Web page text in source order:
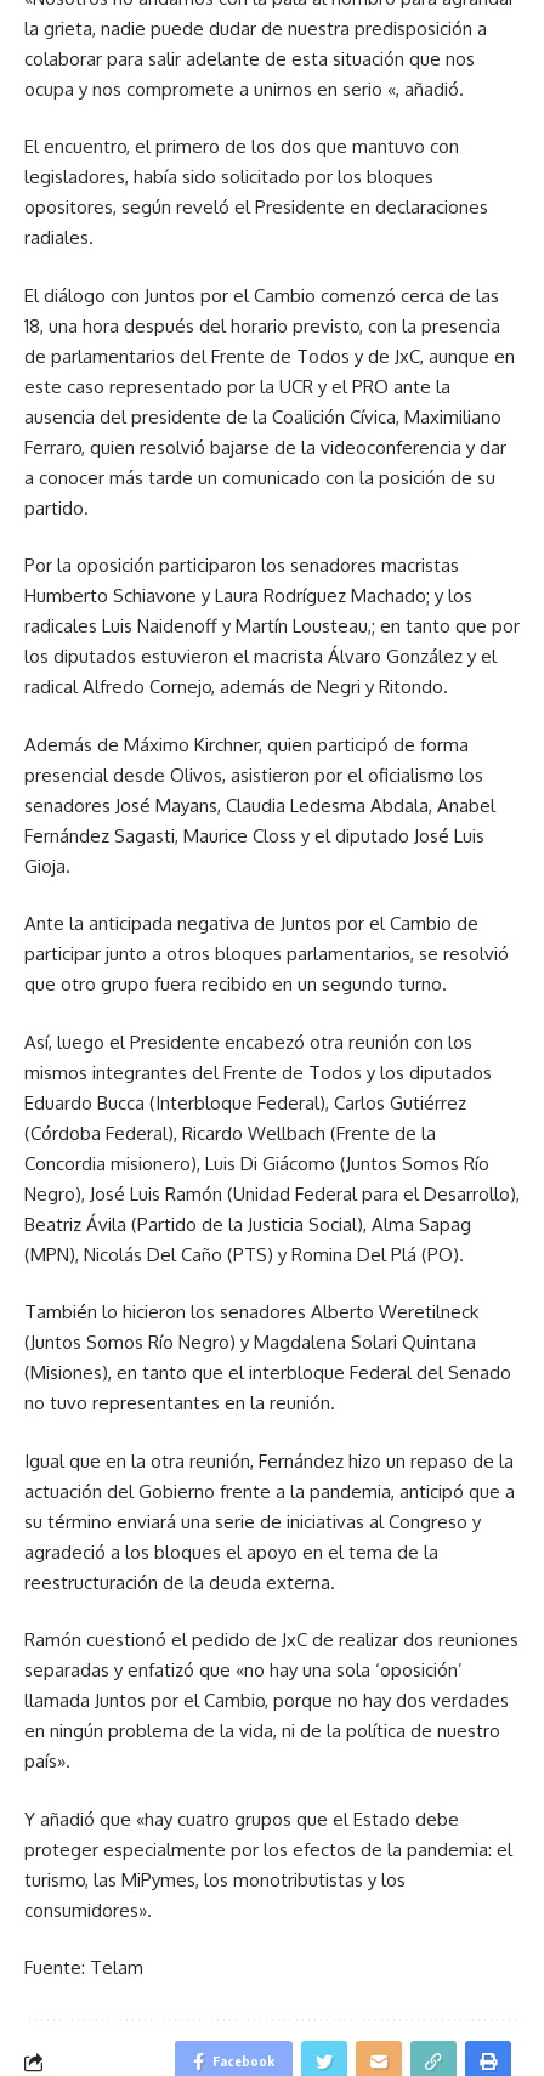
la grieta, nadie puede dudar de nuestra predisposición a
colaborar para salir adelante de esta situación que nos
ocupa y nos compromete a unirnos en serio «, añadió.
El encuentro, el primero de los dos que mantuvo con
legisladores, había sido solicitado por los bloques
opositores, según reveló el Presidente en declaraciones
radiales.
El diálogo con Juntos por el Cambio comenzó cerca de las
18, una hora después del horario previsto, con la presencia
de parlamentarios del Frente de Todos y de JxC, aunque en
este caso representado por la UCR y el PRO ante la
ausencia del presidente de la Coalición Cívica, Maximiliano
Ferraro, quien resolvió bajarse de la videoconferencia y dar
a conocer más tarde un comunicado con la posición de su
partido.
Por la oposición participaron los senadores macristas
Humberto Schiavone y Laura Rodríguez Machado; y los
radicales Luis Naidenoff y Martín Lousteau,; en tanto que por
los diputados estuvieron el macrista Álvaro González y el
radical Alfredo Cornejo, además de Negri y Ritondo.
Además de Máximo Kirchner, quien participó de forma
presencial desde Olivos, asistieron por el oficialismo los
senadores José Mayans, Claudia Ledesma Abdala, Anabel
Fernández Sagasti, Maurice Closs y el diputado José Luis
Gioja.
Ante la anticipada negativa de Juntos por el Cambio de
participar junto a otros bloques parlamentarios, se resolvió
que otro grupo fuera recibido en un segundo turno.
Así, luego el Presidente encabezó otra reunión con los
mismos integrantes del Frente de Todos y los diputados
Eduardo Bucca (Interbloque Federal), Carlos Gutiérrez
(Córdoba Federal), Ricardo Wellbach (Frente de la
Concordia misionero), Luis Di Giácomo (Juntos Somos Río
Negro), José Luis Ramón (Unidad Federal para el Desarrollo),
Beatriz Ávila (Partido de la Justicia Social), Alma Sapag
(MPN), Nicolás Del Caño (PTS) y Romina Del Plá (PO).
También lo hicieron los senadores Alberto Weretilneck
(Juntos Somos Río Negro) y Magdalena Solari Quintana
(Misiones), en tanto que el interbloque Federal del Senado
no tuvo representantes en la reunión.
Igual que en la otra reunión, Fernández hizo un repaso de la
actuación del Gobierno frente a la pandemia, anticipó que a
su término enviará una serie de iniciativas al Congreso y
agradeció a los bloques el apoyo en el tema de la
reestructuración de la deuda externa.
Ramón cuestionó el pedido de JxC de realizar dos reuniones
separadas y enfatizó que «no hay una sola ‘oposición’
llamada Juntos por el Cambio, porque no hay dos verdades
en ningún problema de la vida, ni de la política de nuestro
país».
Y añadió que «hay cuatro grupos que el Estado debe
proteger especialmente por los efectos de la pandemia: el
turismo, las MiPymes, los monotributistas y los
consumidores».
Fuente: Telam
Facebook